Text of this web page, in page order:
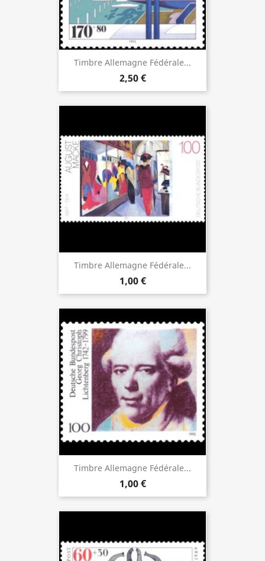
Timbre Allemagne Fédérale...
2,50 €
Timbre Allemagne Fédérale...
1,00 €
Timbre Allemagne Fédérale...
1,00 €